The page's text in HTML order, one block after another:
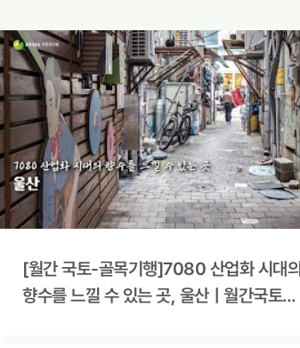
[월간 국토-골목기행]7080 산업화 시대의
향수를 느낄 수 있는 곳, 울산ㅣ월간국토